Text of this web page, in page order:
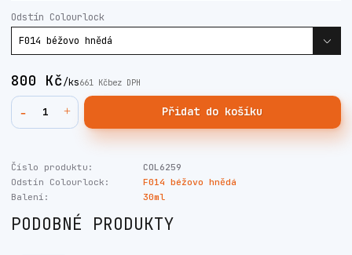
Odstín Colourlock
800 Kč/ks661 Kčbez DPH
Přidat do košíku
Číslo produktu:
COL6259
Odstín Colourlock:
F014 béžovo hnědá
Balení:
30ml
PODOBNÉ PRODUKTY